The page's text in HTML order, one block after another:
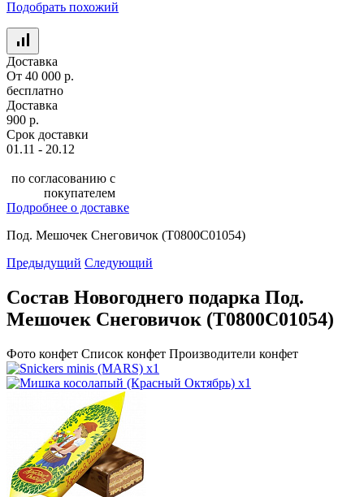
Подобрать похожий
Доставка
От 40 000 р.
бесплатно
Доставка
900 р.
Срок доставки
01.11 - 20.12
по согласованию с
покупателем
Подробнее о доставке
Под. Мешочек Снеговичок (Т0800С01054)
Предыдущий Следующий
Состав Новогоднего подарка Под.
Мешочек Снеговичок (Т0800С01054)
Фото конфет Список конфет Производители конфет
x1
x1